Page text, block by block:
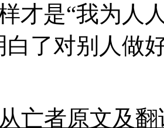
才是“我为人
白了对别人做
亡者原文及